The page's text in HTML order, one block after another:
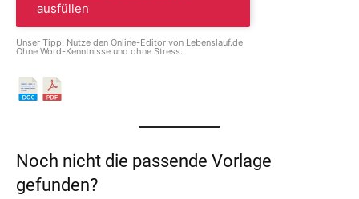
ausfüllen
Unser Tipp: Nutze den Online-Editor von Lebenslauf.de
Ohne Word-Kenntnisse und ohne Stress.
Noch nicht die passende Vorlage
gefunden?